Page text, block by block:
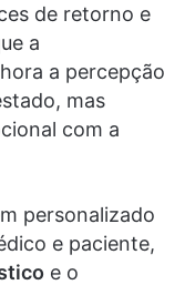
de retorno e
a
a percepção
mas
com a
personalizado
e paciente,
e o